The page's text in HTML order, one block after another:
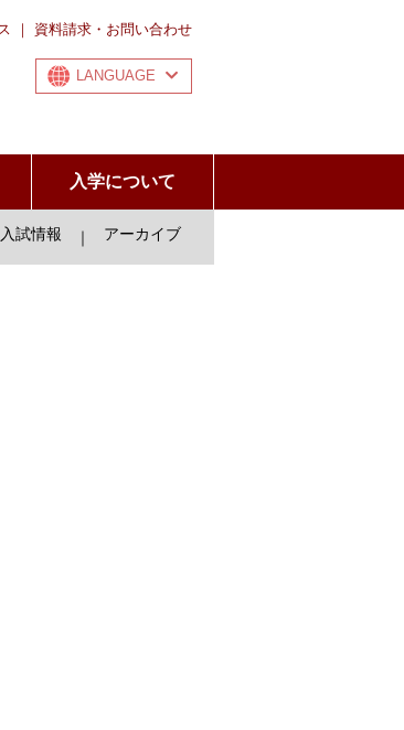
｜ 資料請求・お問い合わせ
LANGUAGE
入学について
入試情報 ｜ アーカイブ